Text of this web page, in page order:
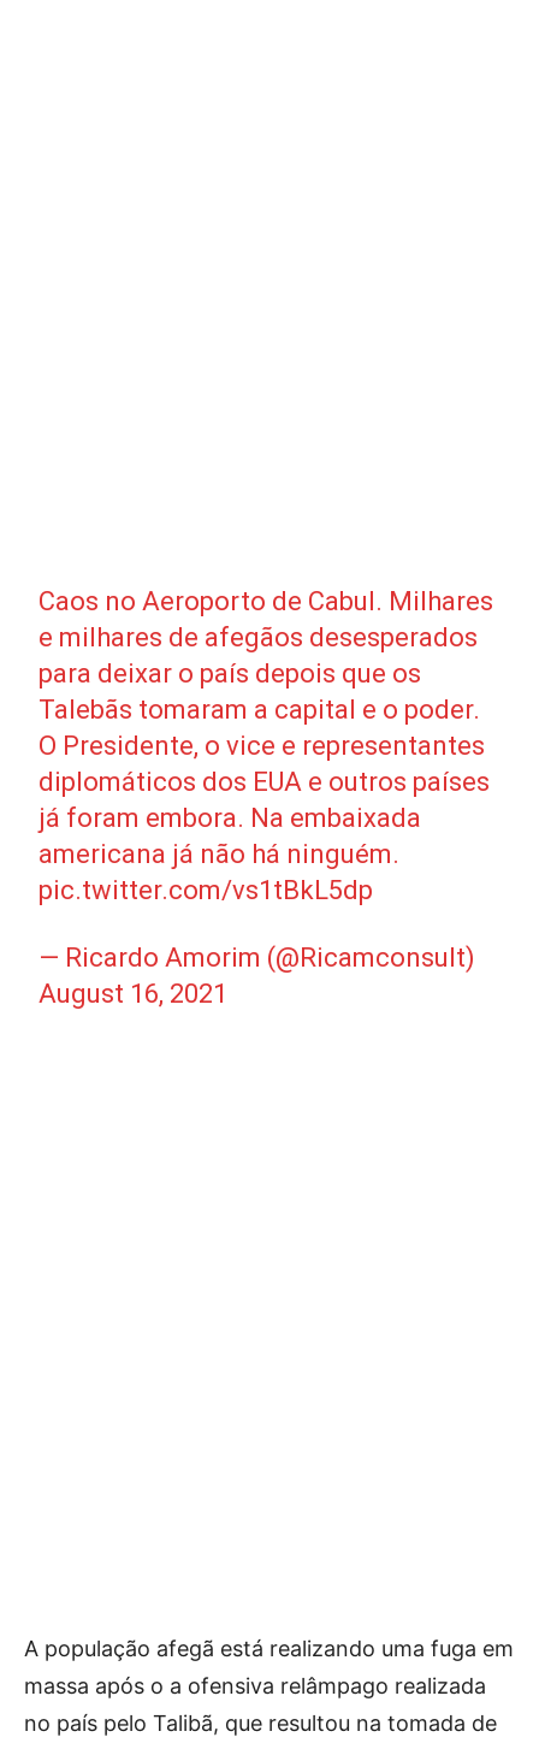
Caos no Aeroporto de Cabul. Milhares
e milhares de afegãos desesperados
para deixar o país depois que os
Talebãs tomaram a capital e o poder.
O Presidente, o vice e representantes
diplomáticos dos EUA e outros países
já foram embora. Na embaixada
americana já não há ninguém.
pic.twitter.com/vs1tBkL5dp
— Ricardo Amorim (@Ricamconsult)
August 16, 2021
A população afegã está realizando uma fuga em
massa após o a ofensiva relâmpago realizada
no país pelo Talibã, que resultou na tomada de